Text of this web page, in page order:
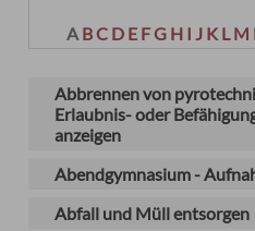
A BC D E FG H I J K LM
Abbrennen von
Erlaubnis- oder
anzeigen
Abendgymnasium -
Abfall und Müll entsorgen